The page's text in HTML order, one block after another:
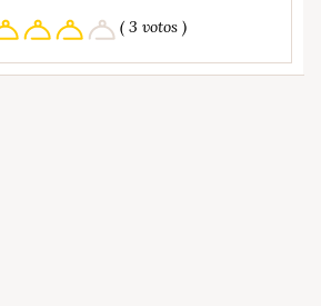
( 3 votos )